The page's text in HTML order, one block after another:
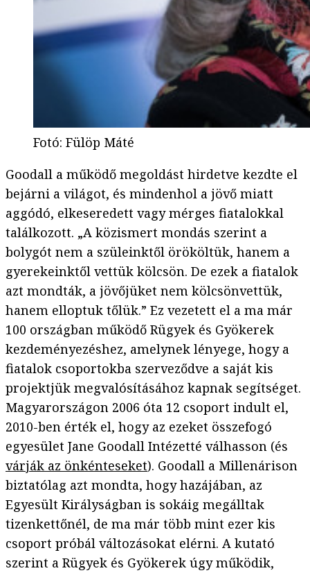
Fotó: Fülöp Máté
Goodall a működő megoldást hirdetve kezdte el
bejárni a világot, és mindenhol a jövő miatt
aggódó, elkeseredett vagy mérges fiatalokkal
találkozott. „A közismert mondás szerint a
bolygót nem a szüleinktől örököltük, hanem a
gyerekeinktől vettük kölcsön. De ezek a fiatalok
azt mondták, a jövőjüket nem kölcsönvettük,
hanem elloptuk tőlük.” Ez vezetett el a ma már
100 országban működő Rügyek és Gyökerek
kezdeményezéshez, amelynek lényege, hogy a
fiatalok csoportokba szerveződve a saját kis
projektjük megvalósításához kapnak segítséget.
Magyarországon 2006 óta 12 csoport indult el,
2010-ben érték el, hogy az ezeket összefogó
egyesület Jane Goodall Intézetté válhasson (és
várják az önkénteseket). Goodall a Millenárison
biztatólag azt mondta, hogy hazájában, az
Egyesült Királyságban is sokáig megálltak
tizenkettőnél, de ma már több mint ezer kis
csoport próbál változásokat elérni. A kutató
szerint a Rügyek és Gyökerek úgy működik,